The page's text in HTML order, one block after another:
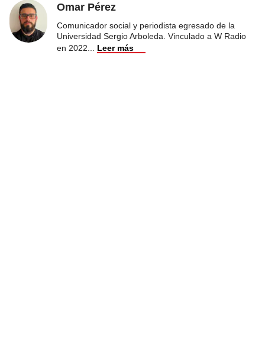
Omar Pérez
Comunicador social y periodista egresado de la
Universidad Sergio Arboleda. Vinculado a W Radio
en 2022
Leer más